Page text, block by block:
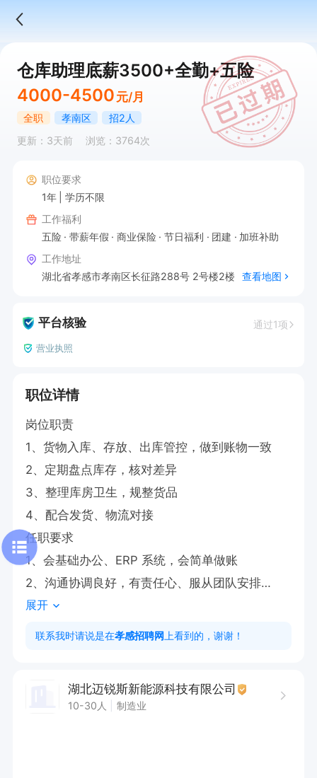
仓库助理底薪3500+全勤+五险
4000-4500 元/月
全职 孝南区
招2人
更新：3天前
浏览：3764次
职位要求
1年
学历不限
工作福利
五险
带薪年假 商业保险 节日福利 团建
加班补助
工作地址
湖北省孝感市孝南区长征路288号 2号楼2楼
查看地图
平台核验 通过1项
营业执照
职位详情
岗位职责
1、货物入库、存放、出库管控，做到账物一致
2、定期盘点库存，核对差异
3、整理库房卫生，规整货品
4、配合发货、物流对接
任职要求
1、会基础办公、ERP 系统，会简单做账
2、沟通协调良好，有责任心、服从团队安排
3、略懂新能源优先，能扛压，需要搬货
4、工作时间：08：30-18：00，超时算加班
展开
联系我时请说是在孝感招聘网 上看到的，谢谢！
湖北迈锐斯新能源科技有限公司
10-30人 制造业